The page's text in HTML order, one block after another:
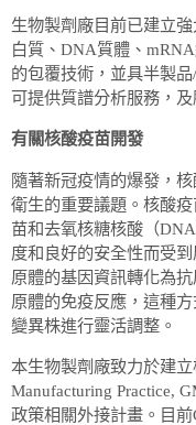
生物製劑廠目前已建立
白質、DNA質體、
的包覆技術，並具半製
可提供質譜分析服務，
有關核酸疫苗開發
隨著新冠疫情的爆發，
衛生的重要議題。核酸
苗和去氧核糖核酸（
度和良好的安全性而受
原體的基因資訊轉化為
原體的免疫反應，這種
變異株進行靈活調整。
本生物製劑廠致力於建
Manufacturing Practice,
政策相關外接計畫。目